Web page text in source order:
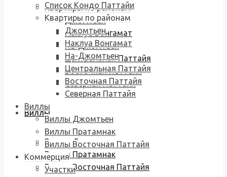
Квартиры по районам
Джомтьен
Наклуа Вонгамат
На-Джомтьен
Центральная Паттайя
Восточная Паттайя
Северная Паттайя
Виллы
Виллы Джомтьен
Виллы Пратамнак
Виллы Восточная Паттайя
Список Кондо Паттайи
Квартиры по районам
Джомтьен
Наклуа Вонгамат
На-Джомтьен
Центральная Паттайя
Восточная Паттайя
Северная Паттайя
Виллы
Виллы Джомтьен
Виллы Пратамнак
Виллы Восточная Паттайя
Коммерция
Участки